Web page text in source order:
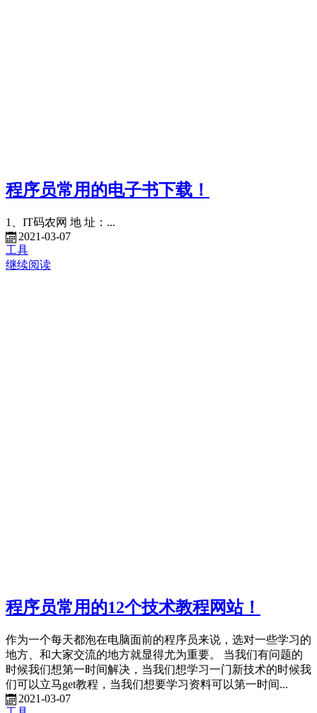
程序员常用的电子书下载！
1、IT码农网 地 址：...
2021-03-07
工具
继续阅读
程序员常用的12个技术教程网站！
作为一个每天都泡在电脑面前的程序员来说，选对一些学习的
地方、和大家交流的地方就显得尤为重要。 当我们有问题的
时候我们想第一时间解决，当我们想学习一门新技术的时候我
们可以立马get教程，当我们想要学习资料可以第一时间...
2021-03-07